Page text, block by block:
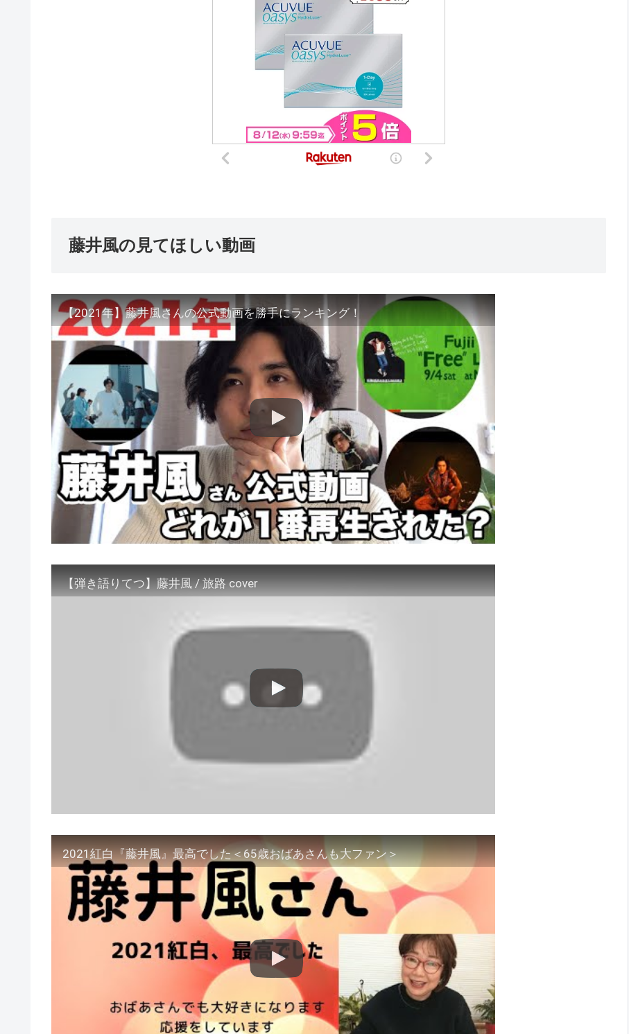
藤井風の見てほしい動画
【2021年】藤井風さんの公式動画を勝手にランキング！
【弾き語りてつ】藤井風 / 旅路 cover
2021紅白『藤井風』最高でした＜65歳おばあさんも大ファン＞